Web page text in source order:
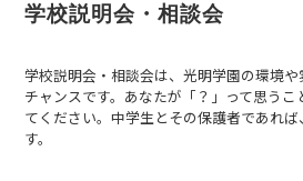
学校説明会・相談会
学校説明会・相談会は、光明学園の環境
チャンスです。あなたが「？」って思う
てください。中学生とその保護者であれ
す。